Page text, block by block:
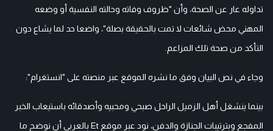
تداوله عار عن الصحة، وأن "ظروف وفاته وحالته النفسية أو وضعه
المهني محض شائعات لا تمت بالحقيقة بصلة"، واضعا حد لما يشاع دون
التأكد من صحة تلك المزاعم.
وجاء في نص البيان وفق ما نشره الموقع عبر منصته على "انستغرام":
بينما ينشغل أهل الزميل الراحل صبحي ومحبيه وأصدقائه باستيعاب الخبر
المفجع وبترتيبات الجنازة والدفن، نود عبر موقع Et بالعربي أن نوضح ما